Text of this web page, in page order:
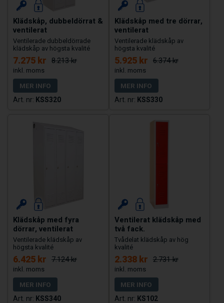
Klädskåp, dubbeldörrat &
ventilerat
Ventilerade dubbeldörrade
klädskåp av högsta kvalité
7.275 kr 8.213 kr
MER INFO
KSS320
Klädskåp med tre dörrar,
ventilerat
Ventilerade klädskåp av
högsta kvalité
5.925 kr 6.374 kr
MER INFO
KSS330
Klädskåp med fyra
dörrar, ventilerat
Ventilerade klädskåp av
högsta kvalité
6.425 kr 7.124 kr
MER INFO
KSS340
Ventilerat klädskåp med
två fack.
Tvådelat klädskåp av hög
kvalité
2.338 kr 2.731 kr
MER INFO
KS102